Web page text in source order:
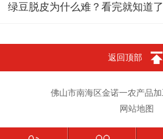
绿豆脱皮为什么难？看完就知道了
返回顶部
佛山市南海区金诺一农产品
网站地图